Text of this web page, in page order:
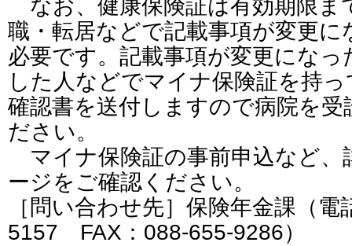
なお、健康保険証は有効期限ま
職・転居などで記載事項が変更
必要です。記載事項が変更になっ
した人などでマイナ保険証を持
確認書を送付しますので病院を
ださい。
マイナ保険証の事前申込など、
ージをご確認ください。
［問い合わせ先］保険年金課（
5157 FAX：088-655-9286）